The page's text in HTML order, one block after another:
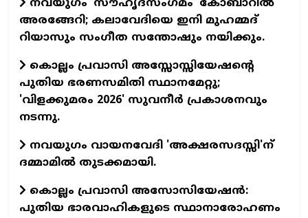
നവയുഗം 'സൗഹൃദസംഗമം' കോബാറില്‍
അരങ്ങേറി; കലാവേദിയെ ഇനി മുഹമ്മദ്
റിയാസും സംഗീത സന്തോഷും നയിക്കും.
കൊല്ലം പ്രവാസി അസ്സോസ്സിയേഷന്റെ
പുതിയ ഭരണസമിതി സ്ഥാനമേറ്റു;
'വിളക്കുമരം 2026' സുവനീര്‍ പ്രകാശനവും
നടന്നു.
നവയുഗം വായനവേദി 'അക്ഷരസദസ്സി'ന്
ദമ്മാമില്‍ തുടക്കമായി.
കൊല്ലം പ്രവാസി അസോസിയേഷന്‍:
പുതിയ ഭാരവാഹികളുടെ സ്ഥാനാരോഹണം